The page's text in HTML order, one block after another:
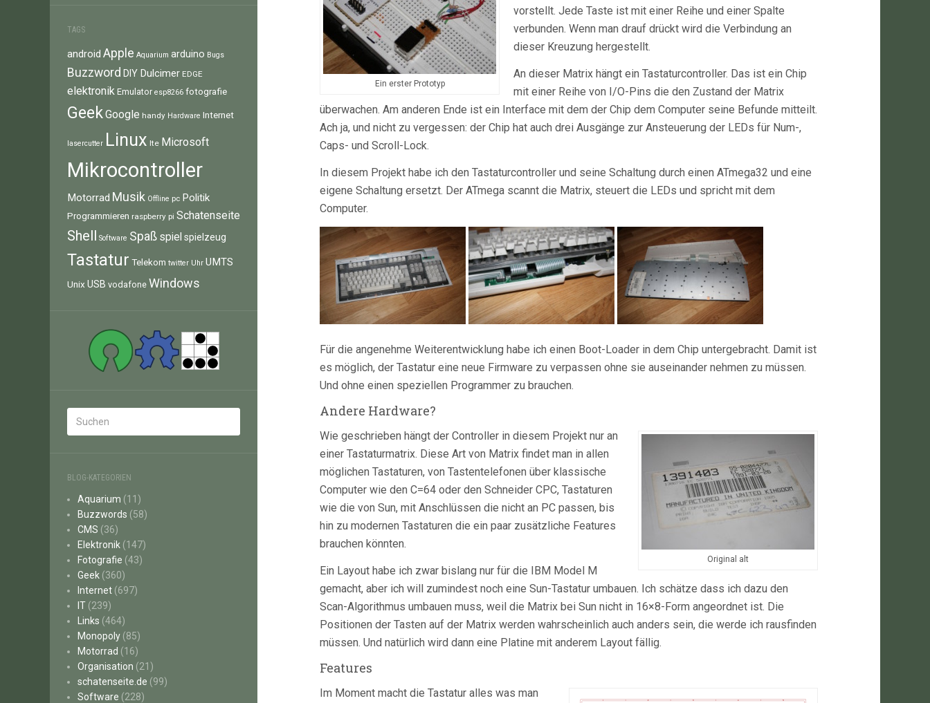
TAGS
android Apple Aquarium arduino Bugs
Buzzword DIY Dulcimer EDGE
elektronik Emulator esp8266 fotografie
GeekGoogle handy Hardware Internet
lasercutter Linux lte Microsoft
Mikrocontroller
Motorrad Musik Offline pc Politik
Programmieren raspberry pi Schatenseite
Shell Software Spaß spiel spielzeug
Tastatur Telekom twitter Uhr UMTS
Unix USB vodafone Windows
BLOG-KATEGORIEN
Aquarium (11)
Buzzwords (58)
CMS (36)
Elektronik (147)
Fotografie (43)
Geek (360)
Internet (697)
IT (239)
Links (464)
Monopoly (85)
Motorrad (16)
Organisation (21)
schatenseite.de (99)
Software (228)
Ein erster Prototyp
vorstellt. Jede Taste ist mit einer Reihe und einer Spalte
verbunden. Wenn man drauf drückt wird die Verbindung an
dieser Kreuzung hergestellt.
An dieser Matrix hängt ein Tastaturcontroller. Das ist ein Chip
mit einer Reihe von I/O-Pins die den Zustand der Matrix
überwachen. Am anderen Ende ist ein Interface mit dem der Chip dem Computer seine Befunde mitteilt.
Ach ja, und nicht zu vergessen: der Chip hat auch drei Ausgänge zur Ansteuerung der LEDs für Num-,
Caps- und Scroll-Lock.
In diesem Projekt habe ich den Tastaturcontroller und seine Schaltung durch einen ATmega32 und eine
eigene Schaltung ersetzt. Der ATmega scannt die Matrix, steuert die LEDs und spricht mit dem
Computer.
Für die angenehme Weiterentwicklung habe ich einen Boot-Loader in dem Chip untergebracht. Damit ist
es möglich, der Tastatur eine neue Firmware zu verpassen ohne sie auseinander nehmen zu müssen.
Und ohne einen speziellen Programmer zu brauchen.
Andere Hardware?
Original alt
Wie geschrieben hängt der Controller in diesem Projekt nur an
einer Tastaturmatrix. Diese Art von Matrix findet man in allen
möglichen Tastaturen, von Tastentelefonen über klassische
Computer wie den C=64 oder den Schneider CPC, Tastaturen
wie die von Sun, mit Anschlüssen die nicht an PC passen, bis
hin zu modernen Tastaturen die ein paar zusätzliche Features
brauchen könnten.
Ein Layout habe ich zwar bislang nur für die IBM Model M
gemacht, aber ich will zumindest noch eine Sun-Tastatur umbauen. Ich schätze dass ich dazu den
Scan-Algorithmus umbauen muss, weil die Matrix bei Sun nicht in 16×8-Form angeordnet ist. Die
Positionen der Tasten auf der Matrix werden wahrscheinlich auch anders sein, die werde ich rausfinden
müssen. Und natürlich wird dann eine Platine mit anderem Layout fällig.
Features
Im Moment macht die Tastatur alles was man